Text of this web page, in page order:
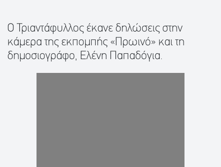
Ο Τριαντάφυλλος έκανε δηλώσεις στην
κάμερα της εκπομπής «Πρωινό» και τη
δημοσιογράφο, Ελένη Παπαδόγια.